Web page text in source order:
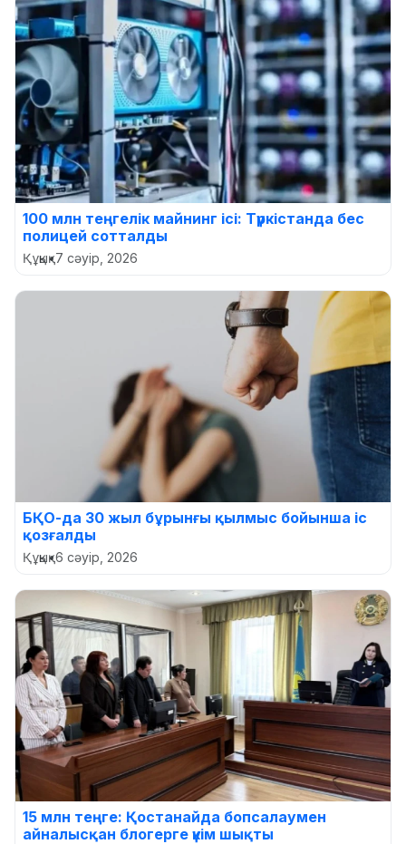
100 млн теңгелік майнинг ісі: Түркістанда бес
полицей сотталды
Құқық•7 сәуір, 2026
БҚО-да 30 жыл бұрынғы қылмыс бойынша іс
қозғалды
Құқық•6 сәуір, 2026
15 млн теңге: Қостанайда бопсалаумен
айналысқан блогерге үкім шықты